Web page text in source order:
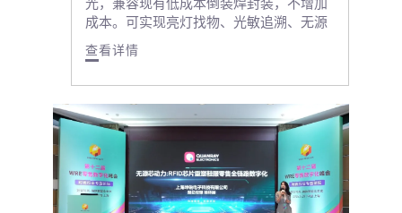
成本。可实现亮灯找物、光敏追溯、无源
传感监测（湿度、螺栓松动）等应用。
查看详情